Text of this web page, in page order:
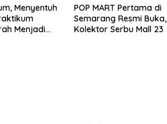
Menyentuh
Menjadi
POP MART Pertama di
Semarang Resmi Buka,
Kolektor Serbu Mall 23